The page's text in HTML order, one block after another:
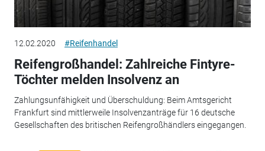
12.02.2020 #Reifenhandel
Reifengroßhandel: Zahlreiche Fintyre-
Töchter melden Insolvenz an
Zahlungsunfähigkeit und Überschuldung: Beim Amtsgericht
Frankfurt sind mittlerweile Insolvenzanträge für 16 deutsche
Gesellschaften des britischen Reifengroßhändlers eingegangen.